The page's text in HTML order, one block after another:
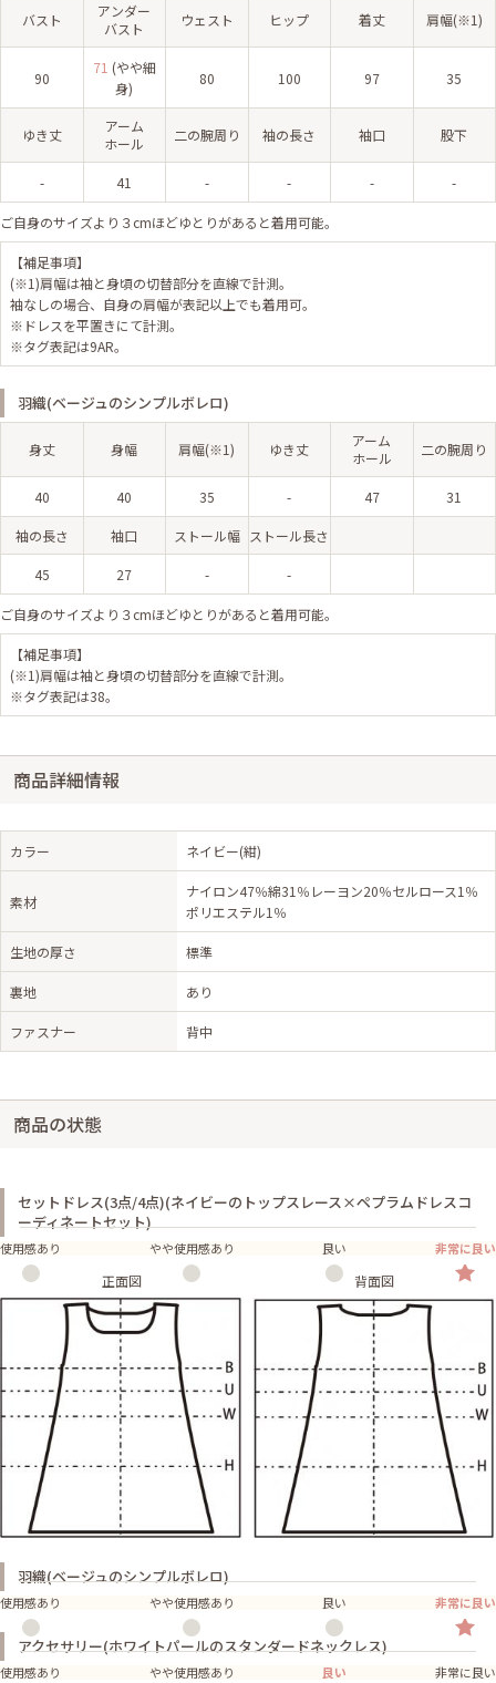
バスト
アンダー
バスト
ウェスト ヒップ 着丈 肩幅(※1)
90
71 (やや細
身)
80 100 97 35
ゆき丈
アーム
ホール
二の腕周り 袖の長さ 袖口 股下
- 41 - - - -
ご自身のサイズより３cmほどゆとりがあると着用可能。
【補足事項】
(※1)肩幅は袖と身頃の切替部分を直線で計測。
袖なしの場合、自身の肩幅が表記以上でも着用可。
※ドレスを平置きにて計測。
※タグ表記は9AR。
羽織(ベージュのシンプルボレロ)
身丈 身幅 肩幅(※1) ゆき丈
アーム
ホール
二の腕周り
40 40 35 - 47 31
袖の長さ 袖口 ストール幅 ストール長さ
45 27 - -
ご自身のサイズより３cmほどゆとりがあると着用可能。
【補足事項】
(※1)肩幅は袖と身頃の切替部分を直線で計測。
※タグ表記は38。
商品詳細情報
カラー ネイビー(紺)
素材
ナイロン47％綿31％レーヨン20％セルロース1％
ポリエステル1％
生地の厚さ 標準
裏地 あり
ファスナー 背中
商品の状態
セットドレス(3点/4点)(ネイビーのトップスレース×ペプラムドレスコ
ーディネートセット)
使用感あり やや使用感あり 良い 非常に良い
正面図 背面図
羽織(ベージュのシンプルボレロ)
使用感あり やや使用感あり 良い 非常に良い
アクセサリー(ホワイトパールのスタンダードネックレス)
使用感あり やや使用感あり 良い 非常に良い